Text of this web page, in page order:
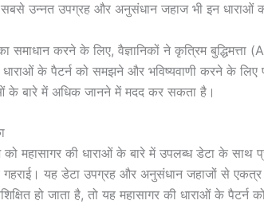
उन्नत उपग्रह और अनुसंधान जहाज भी इन धाराओं
समाधान करने के लिए, वैज्ञानिकों ने कृत्रिम बुद्धिमत्ता
धाराओं के पैटर्न को समझने और भविष्यवाणी करने के लिए
के बारे में अधिक जानने में मदद कर सकता है।
को महासागर की धाराओं के बारे में उपलब्ध डेटा के साथ
यह डेटा उपग्रह और अनुसंधान जहाजों से एकत्र
हो जाता है, तो यह महासागर की धाराओं के